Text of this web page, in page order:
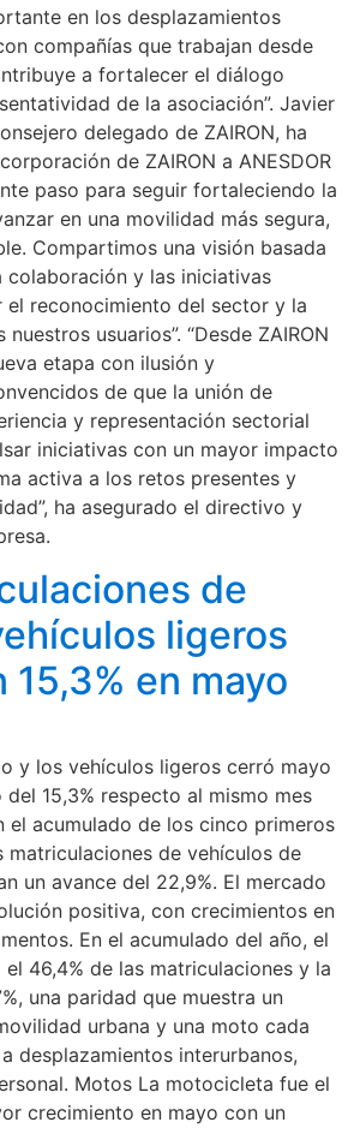
en los desplazamientos
compañías que trabajan desde
a fortalecer el diálogo
de la asociación”. Javier
delegado de ZAIRON, ha
de ZAIRON a ANESDOR
paso para seguir fortaleciendo la
en una movilidad más segura,
Compartimos una visión basada
colaboración y las iniciativas
reconocimiento del sector y la
usuarios”. “Desde ZAIRON
etapa con ilusión y
de que la unión de
y representación sectorial
iniciativas con un mayor impacto
activa a los retos presentes y
ha asegurado el directivo y
de
ligeros
15,3% en mayo
y los vehículos ligeros cerró mayo
15,3% respecto al mismo mes
el acumulado de los cinco primeros
matriculaciones de vehículos de
un avance del 22,9%. El mercado
positiva, con crecimientos en
En el acumulado del año, el
46,4% de las matriculaciones y la
una paridad que muestra un
urbana y una moto cada
desplazamientos interurbanos,
Motos La motocicleta fue el
crecimiento en mayo con un